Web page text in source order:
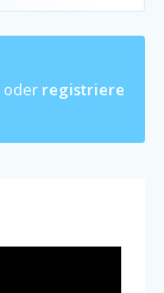
oder registriere